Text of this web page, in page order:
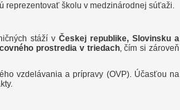
reprezentovať školu v medzinárodnej súťaži.
stáží v Českej republike, Slovinsku a
prostredia v triedach, čím si zároveň
vzdelávania a prípravy (OVP). Účasťou na